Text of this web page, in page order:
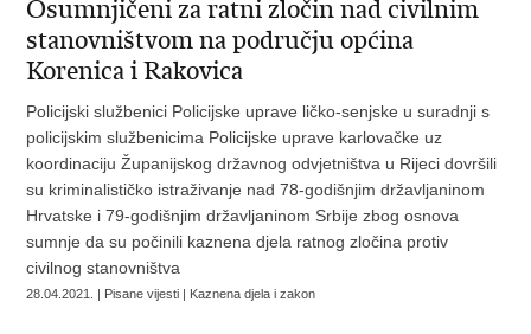
Osumnjičeni za ratni zločin nad civilnim
stanovništvom na području općina
Korenica i Rakovica
Policijski službenici Policijske uprave ličko-senjske u suradnji s
policijskim službenicima Policijske uprave karlovačke uz
koordinaciju Županijskog državnog odvjetništva u Rijeci dovršili
su kriminalističko istraživanje nad 78-godišnjim državljaninom
Hrvatske i 79-godišnjim državljaninom Srbije zbog osnova
sumnje da su počinili kaznena djela ratnog zločina protiv
civilnog stanovništva
28.04.2021. | Pisane vijesti | Kaznena djela i zakon